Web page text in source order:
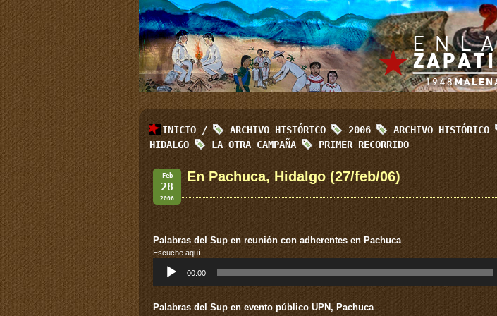
INICIO / ARCHIVO HISTÓRICO 2006 ARCHIVO HISTÓRICO
HIDALGO
LA OTRA CAMPAÑA PRIMER RECORRIDO
Feb
28
2006
En Pachuca, Hidalgo (27/feb/06)
Palabras del Sup en reunión con adherentes en Pachuca
Escuche aquí
Reproductor
audio
00:00
Palabras del Sup en evento público UPN, Pachuca